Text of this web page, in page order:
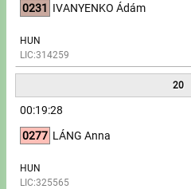
0231 IVANYENKO Ádám
HUN
LIC:314259
20
00:19:28
0277 LÁNG Anna
HUN
LIC:325565